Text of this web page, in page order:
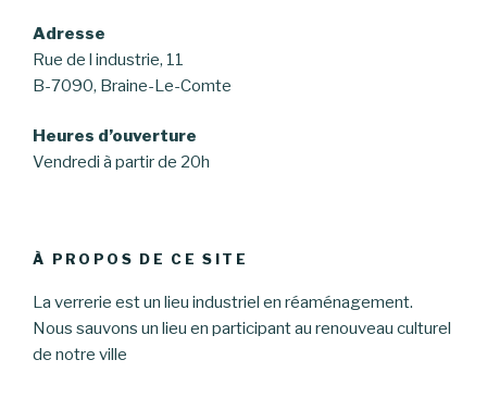
Adresse
Rue de l industrie, 11
B-7090, Braine-Le-Comte
Heures d’ouverture
Vendredi à partir de 20h
À PROPOS DE CE SITE
La verrerie est un lieu industriel en réaménagement.
Nous sauvons un lieu en participant au renouveau culturel
de notre ville